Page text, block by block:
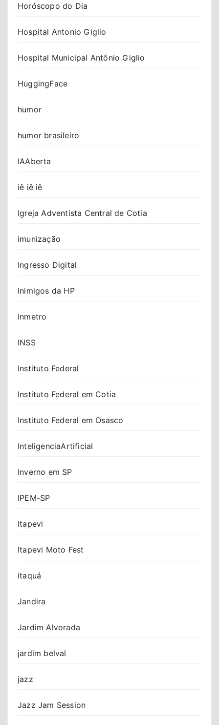
Horóscopo do Dia
Hospital Antonio Giglio
Hospital Municipal Antônio Giglio
HuggingFace
humor
humor brasileiro
IAAberta
iê iê iê
Igreja Adventista Central de Cotia
imunização
Ingresso Digital
Inimigos da HP
Inmetro
INSS
Instituto Federal
Instituto Federal em Cotia
Instituto Federal em Osasco
InteligenciaArtificial
Inverno em SP
IPEM-SP
Itapevi
Itapevi Moto Fest
itaquá
Jandira
Jardim Alvorada
jardim belval
jazz
Jazz Jam Session